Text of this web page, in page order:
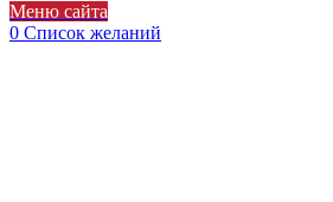
Меню сайта
0 Список желаний